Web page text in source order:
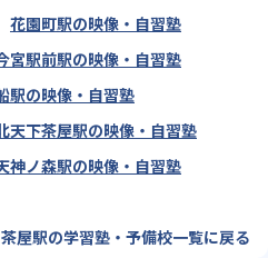
花園町駅の映像・自習塾
宮駅前駅の映像・自習塾
駅の映像・自習塾
天下茶屋駅の映像・自習塾
神ノ森駅の映像・自習塾
屋駅の学習塾・予備校一覧に戻る